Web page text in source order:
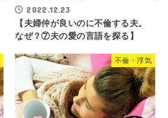
2022.12.23
【夫婦仲が良いのに不倫する夫。
なぜ？⑦夫の愛の言語を探る】
不倫・浮気